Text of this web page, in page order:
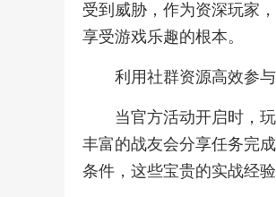
受到威胁，作为资深玩家
享受游戏乐趣的根本。
利用社群资源高效参
当官方活动开启时，
丰富的战友会分享任务完
条件，这些宝贵的实战经